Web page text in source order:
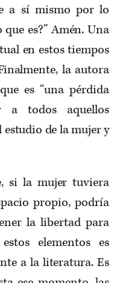
a sí mismo por lo
es?” Amén. Una
en estos tiempos
la autora
es “una pérdida
a todos aquellos
estudio de la mujer y
si la mujer tuviera
propio, podría
la libertad para
elementos es
a la literatura. Es